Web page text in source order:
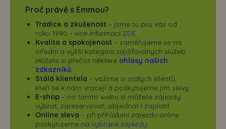
Proč právě s Emmou?
Tradice a zkušenost – jsme tu pro vás od
roku 1990 - více informací ZDE
Kvalita a spokojenost – zaměřujeme se na
střední a vyšší kategorii zajišťovaných služeb.
Můžete si přečíst některé ohlasy našich
zákazníků.
Stálá klientela – vážíme si stálých klientů,
kteří se k nám vracejí a poskytujeme jim slevy
E-shop – na tomto webu si můžete zájezdy
vybrat, zarezervovat, objednat i zaplatit
Online sleva – při přihlášení zájezdu online
poskytujeme na vybrané zájezdy